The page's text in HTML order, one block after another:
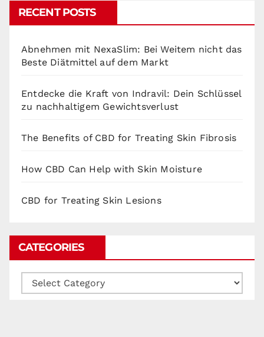
RECENT POSTS
Abnehmen mit NexaSlim: Bei Weitem nicht das
Beste Diätmittel auf dem Markt
Entdecke die Kraft von Indravil: Dein Schlüssel
zu nachhaltigem Gewichtsverlust
The Benefits of CBD for Treating Skin Fibrosis
How CBD Can Help with Skin Moisture
CBD for Treating Skin Lesions
CATEGORIES
Categories